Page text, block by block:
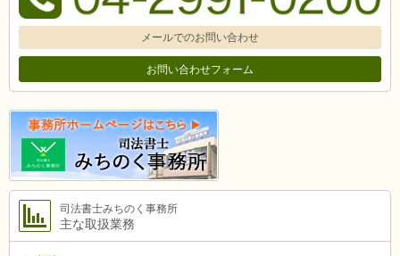
メールでのお問い合わせ
お問い合わせフォーム
司法書士みちのく事務所
主な取扱業務